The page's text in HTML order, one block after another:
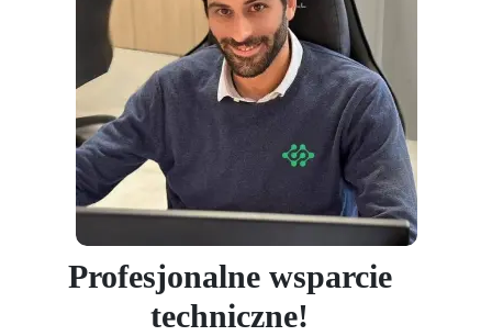
Profesjonalne wsparcie
techniczne!